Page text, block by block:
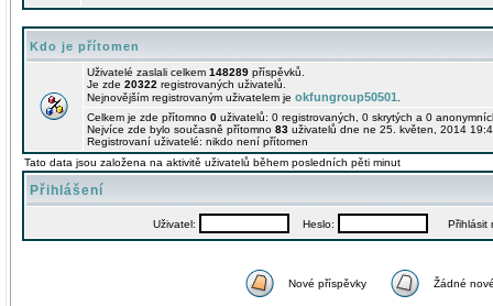
Kdo je přítomen
Uživatelé zaslali celkem 148289 příspěvků.
Je zde 20322 registrovaných uživatelů.
Nejnovějším registrovaným uživatelem je okfungroup50501
Celkem je zde přítomno 0 uživatelů: 0 registrovaných, 0 skrytých a 0
Nejvíce zde bylo současně přítomno 83 uživatelů dne ne 25. květen, 2014
Registrovaní uživatelé: nikdo není přítomen
Tato data jsou založena na aktivitě uživatelů během posledních pěti minut
Přihlášení
Uživatel: Heslo: Přihlásit
Nové příspěvky Žádné